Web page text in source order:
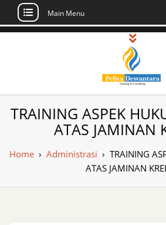
Skip
Main Menu
Pusat
dan
TRAINING ASPEK
ATAS JAMINAN
Home › Administrasi › TRAINING
ATAS JAMINAN